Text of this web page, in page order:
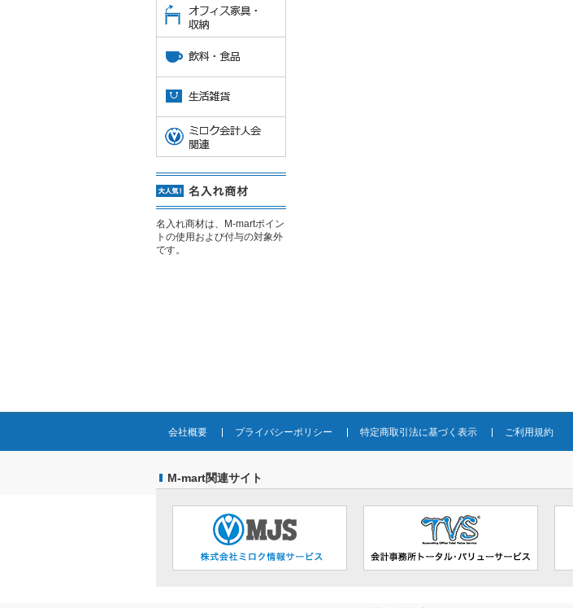
名入れ商材は、M-martポイン
トの使用および付与の対象外
です。
会社概要 プライバシーポリシー 特定商取引法に基づく表示 ご利用規約
M-mart関連サイト